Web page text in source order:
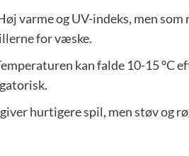
varme og UV-indeks, men
for væske.
kan falde 10-15 °C
hurtigere spil, men støv og